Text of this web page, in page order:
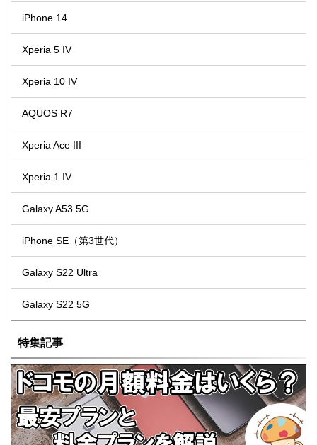
iPhone 14
Xperia 5 IV
Xperia 10 IV
AQUOS R7
Xperia Ace III
Xperia 1 IV
Galaxy A53 5G
iPhone SE（第3世代）
Galaxy S22 Ultra
Galaxy S22 5G
特集記事